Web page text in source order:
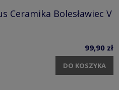
Ceramika Bolesławiec V
99,90 zł
DO KOSZYKA